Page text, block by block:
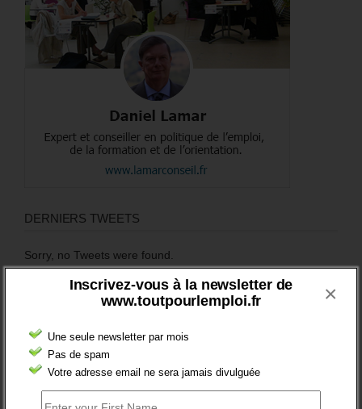
Inscrivez-vous à la newsletter de
www.toutpourlemploi.fr
Une seule newsletter par mois
Pas de spam
Votre adresse email ne sera jamais divulguée
×
DERNIERS TWEETS
Sorry, no Tweets were found.
COMMENTEZ LES ARTICLES DU BLOG
Populaires
Pôle Emploi cherche opérateurs pour